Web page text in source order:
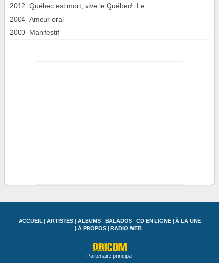
2012 Québec est mort, vive le Québec!, Le
2004 Amour oral
2000 Manifestif
ACCUEIL | ARTISTES| ALBUMS| BALADOS| CD EN LIGNE| À LA UNE
| À PROPOS| RADIO WEB|
Partenaire principal